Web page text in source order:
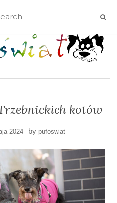
kotów
2024 by pufoswiat